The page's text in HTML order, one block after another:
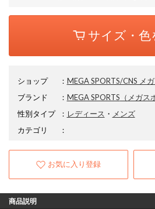
サイズ・色
ショップ ： MEGA SPORTS/CNS メ
ブランド
： MEGA SPORTS （メガス
性別タイプ
： レディース ・ メンズ
カテゴリ
：
お気に入り登録
商品説明